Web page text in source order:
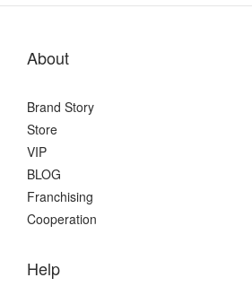
About
Brand Story
Store
VIP
BLOG
Franchising
Cooperation
Help